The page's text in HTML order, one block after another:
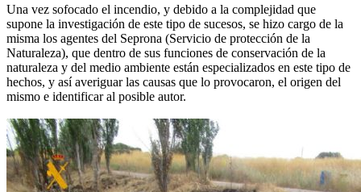
Una vez sofocado el incendio, y debido a la complejidad que
supone la investigación de este tipo de sucesos, se hizo cargo de la
misma los agentes del Seprona (Servicio de protección de la
Naturaleza), que dentro de sus funciones de conservación de la
naturaleza y del medio ambiente están especializados en este tipo de
hechos, y así averiguar las causas que lo provocaron, el origen del
mismo e identificar al posible autor.